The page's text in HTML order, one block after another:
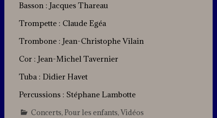
Basson : Jacques Thareau
Trompette : Claude Egéa
Trombone : Jean-Christophe Vilain
Cor : Jean-Michel Tavernier
Tuba : Didier Havet
Percussions : Stéphane Lambotte
Concerts, Pour les enfants, Vidéos